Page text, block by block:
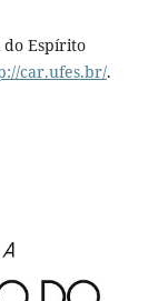
do Espírito
car.ufes.br/.